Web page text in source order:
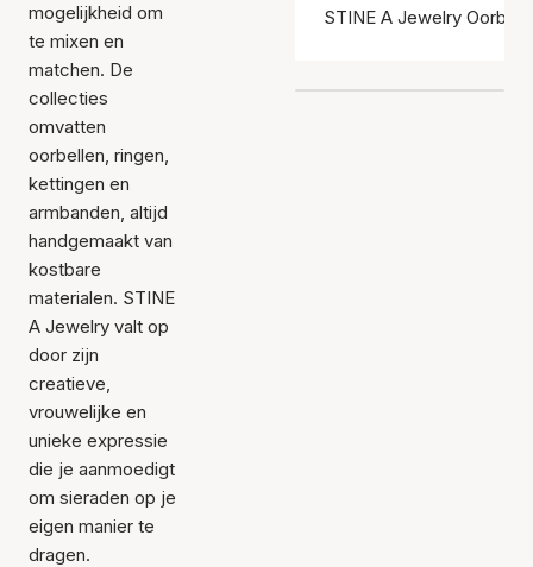
mogelijkheid om
te mixen en
matchen. De
collecties
omvatten
oorbellen, ringen,
kettingen en
armbanden, altijd
handgemaakt van
kostbare
materialen. STINE
A Jewelry valt op
door zijn
creatieve,
vrouwelijke en
unieke expressie
die je aanmoedigt
om sieraden op je
eigen manier te
dragen.
STINE A Jewelry